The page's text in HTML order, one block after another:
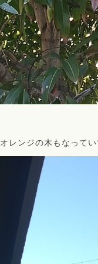
オレンジの木もなって